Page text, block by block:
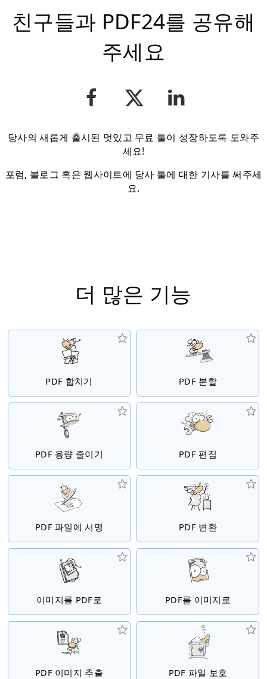
친구들과 PDF24를 공유해
주세요
당사의 새롭게 출시된 멋있고 무료 툴이 성장하도록 도와주
세요!
포럼, 블로그 혹은 웹사이트에 당사 툴에 대한 기사를 써주세
요.
더 많은 기능
PDF 합치기 PDF 분할
PDF 용량 줄이기 PDF 편집
PDF 파일에 서명 PDF 변환
이미지를 PDF로 PDF를 이미지로
PDF 이미지 추출 PDF 파일 보호